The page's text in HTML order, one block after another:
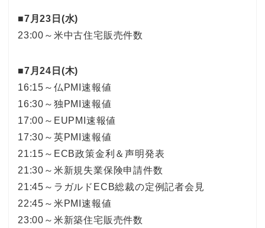
■7月23日(水)
23:00～米中古住宅販売件数
■7月24日(木)
16:15～仏PMI速報値
16:30～独PMI速報値
17:00～EUPMI速報値
17:30～英PMI速報値
21:15～ECB政策金利＆声明発表
21:30～米新規失業保険申請件数
21:45～ラガルドECB総裁の定例記者会見
22:45～米PMI速報値
23:00～米新築住宅販売件数